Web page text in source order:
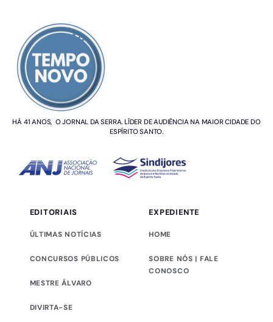
HÁ 41 ANOS, O JORNAL DA SERRA. LÍDER DE AUDIÊNCIA NA MAIOR CIDADE DO
ESPÍRITO SANTO.
EDITORIAIS
ÚLTIMAS NOTÍCIAS
CONCURSOS PÚBLICOS
MESTRE ÁLVARO
DIVIRTA-SE
EXPEDIENTE
HOME
SOBRE NÓS | FALE
CONOSCO